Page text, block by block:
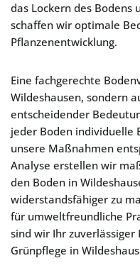
das Lockern des Bodens
schaffen wir optimale
Pflanzenentwicklung.
Eine fachgerechte
Wildeshausen, sondern
entscheidender
jeder Boden individuelle
unsere Maßnahmen
Analyse erstellen wir
den Boden in
widerstandsfähiger zu
für umweltfreundliche
sind wir Ihr
Grünpflege in